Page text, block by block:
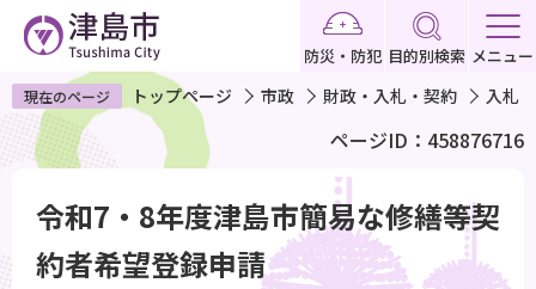
ペ
ー
で
防災・防犯 目的別検索 メニュー
現在のページ トップページ 市政 財政・入札・契約 入札
ページID：458876716
令和7・8年度津島市簡易な修繕等契
約者希望登録申請